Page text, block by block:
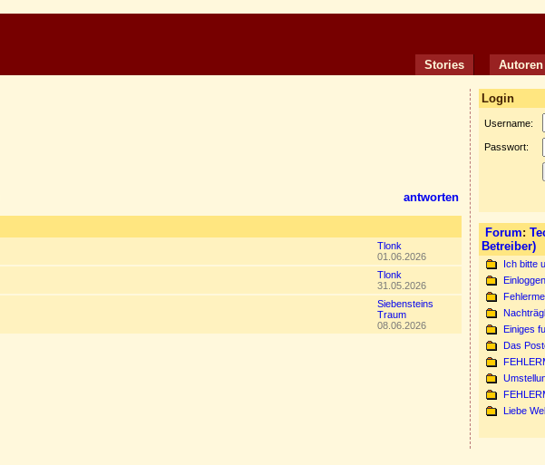
Stories Autoren
antworten
Tlonk
01.06.2026
Tlonk
31.05.2026
Siebensteins
Traum
08.06.2026
Login
Username:
Passwort:
Forum:
Betreiber)
Ich bitte
Einiges
Das
Liebe